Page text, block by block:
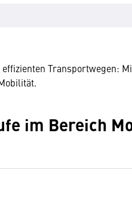
Transportwegen:
im Bereich